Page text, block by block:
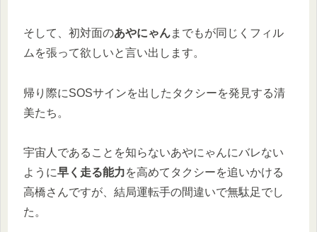
そして、初対面のあやにゃんまでもが同じくフィル
ムを張って欲しいと言い出します。
帰り際にSOSサインを出したタクシーを発見する清
美たち。
宇宙人であることを知らないあやにゃんにバレない
ように早く走る能力を高めてタクシーを追いかける
高橋さんですが、結局運転手の間違いで無駄足でし
た。